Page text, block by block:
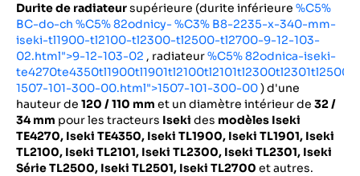
Durite de radiateursupérieure (durite inférieure %C5%
BC-do-ch %C5% 82odnicy- %C3% B8-2235-x-340-mm-
iseki-tl1900-tl2100-tl2300-tl2500-tl2700-9-12-103-
02.html">9-12-103-02 , radiateur%C5% 82odnica-iseki-
1507-101-300-00.html">1507-101-300-00) d'une
hauteur de 120 / 110 mm et un diamètre intérieur de 32 /
34 mm pour les tracteurs Iseki des modèles Iseki
TE4270, Iseki TE4350, Iseki TL1900, Iseki TL1901, Iseki
TL2100, Iseki TL2101, Iseki TL2300, Iseki TL2301, Iseki
Série TL2500, Iseki TL2501, Iseki TL2700 et autres.